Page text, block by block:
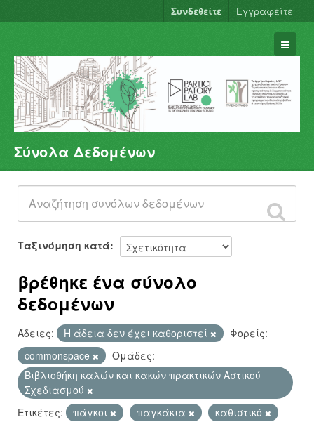
Συνδεθείτε Εγγραφείτε
Σύνολα Δεδομένων
Φορείς
Ομάδες
Σχετικά
Σύνολα Δεδομένων
Ταξινόμηση κατά
βρέθηκε ένα σύνολο
δεδομένων
Άδειες: Η άδεια δεν έχει καθοριστεί
Φορείς:
commonspace
Ομάδες:
Βιβλιοθήκη καλών και κακών πρακτικών Αστικού
Σχεδιασμού
Ετικέτες:
πάγκοι παγκάκια
καθιστικό